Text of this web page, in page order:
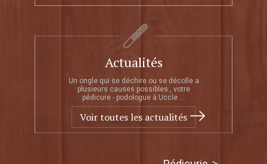
Actualités
Un ongle qui se déchire ou se décolle a
plusieurs causes possibles , votre
pédicure - podologue à Uccle ...
Voir toutes les actualités